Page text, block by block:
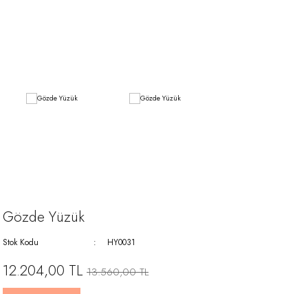
Gözde Yüzük
Stok Kodu HY0031
12.204,00 TL 13.560,00 TL